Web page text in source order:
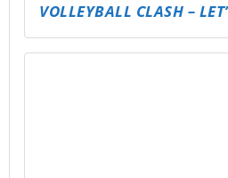
LÄNDER-RATEN – DIE